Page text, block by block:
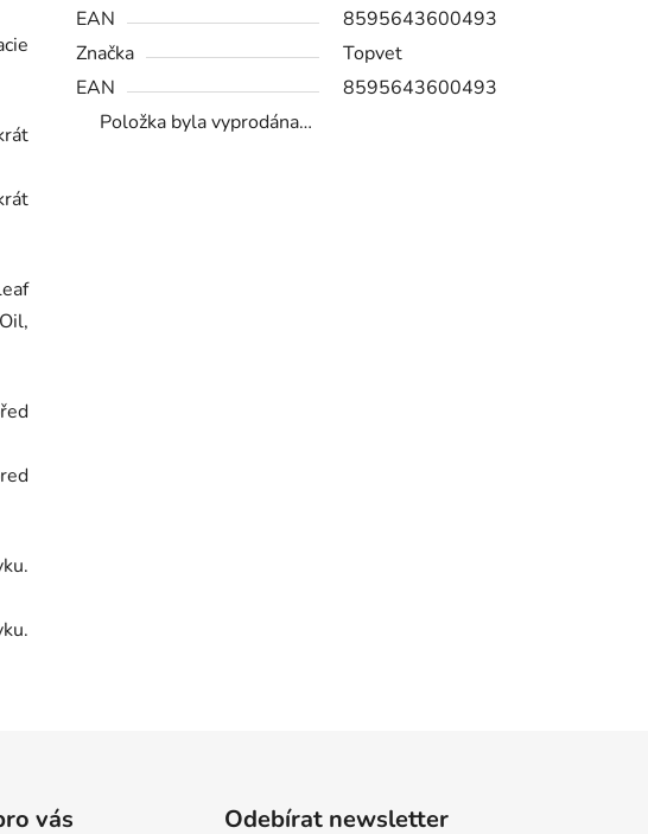
EAN
8595643600493
Značka
Topvet
EAN
8595643600493
Položka byla vyprodána…
vás Odebírat newsletter